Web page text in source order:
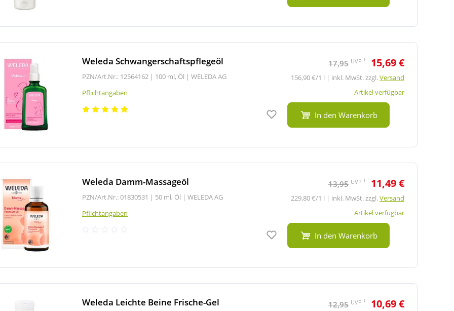
Weleda Schwangerschaftspflegeöl
PZN/Art.Nr.: 12564162 | 100 ml, Öl | WELEDA AG
Pflichtangaben
17,95 UVP 1 15,69 €
156,90 €/1 l | inkl. MwSt. zzgl.Versand
Artikel verfügbar
Auf den Merkzettel
In den Warenkorb
Weleda Damm-Massageöl
PZN/Art.Nr.: 01830531 | 50 ml, Öl | WELEDA AG
Pflichtangaben
13,95 UVP 1 11,49 €
229,80 €/1 l | inkl. MwSt. zzgl.Versand
Artikel verfügbar
Auf den Merkzettel
In den Warenkorb
Weleda Leichte Beine Frische-Gel 12,95 UVP 1 10,69 €